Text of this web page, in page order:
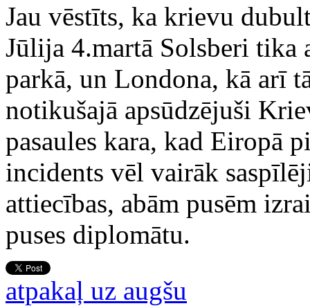
Jau vēstīts, ka krievu
Jūlija 4.martā Solsberi tika
parkā, un Londona, kā arī
notikušajā apsūdzējuši
pasaules kara, kad Eiropā
incidents vēl vairāk
attiecības, abām pusēm
puses diplomātu.
atpakaļ uz augšu